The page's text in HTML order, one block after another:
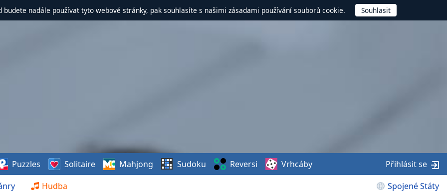
budete nadále používat tyto webové stránky, pak souhlasíte s našimi zásadami používání souborů cookie.
Hudba Spojené Státy
Puzzles Solitaire Mahjong Sudoku Reversi Vrhcáby Přihlásit se